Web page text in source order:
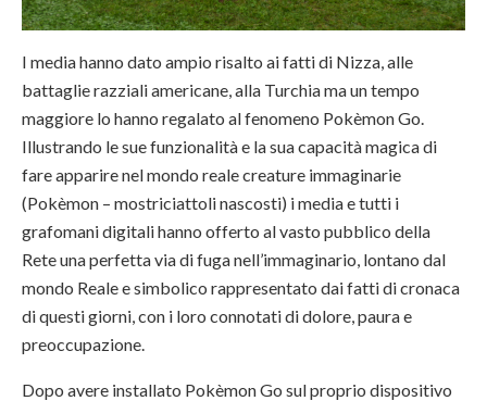
I media hanno dato ampio risalto ai fatti di Nizza, alle
battaglie razziali americane, alla Turchia ma un tempo
maggiore lo hanno regalato al fenomeno Pokèmon Go.
Illustrando le sue funzionalità e la sua capacità magica di
fare apparire nel mondo reale creature immaginarie
(Pokèmon – mostriciattoli nascosti) i media e tutti i
grafomani digitali hanno offerto al vasto pubblico della
Rete una perfetta via di fuga nell’immaginario, lontano dal
mondo Reale e simbolico rappresentato dai fatti di cronaca
di questi giorni, con i loro connotati di dolore, paura e
preoccupazione.
Dopo avere installato Pokèmon Go sul proprio dispositivo